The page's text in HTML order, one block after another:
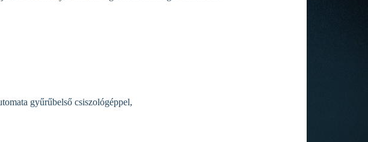
gyűrűbelső csiszológéppel,